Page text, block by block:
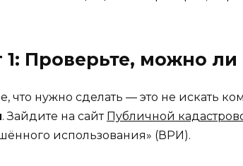
1: Проверьте, можно ли
что нужно сделать — это не искать
. Зайдите на сайт Публичной
использования» (ВРИ).